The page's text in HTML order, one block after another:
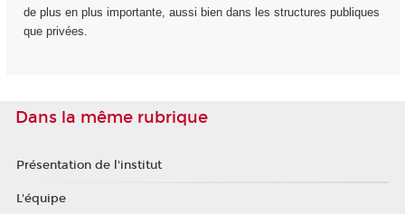
de plus en plus importante, aussi bien dans les structures publiques
que privées.
Dans la même rubrique
Présentation de l'institut
L'équipe